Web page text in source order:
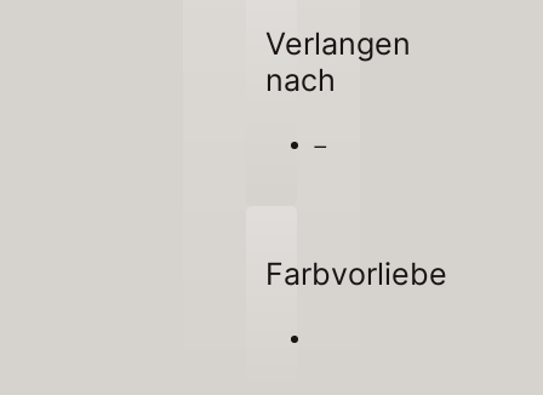
Verlangen
nach
–
Farbvorliebe